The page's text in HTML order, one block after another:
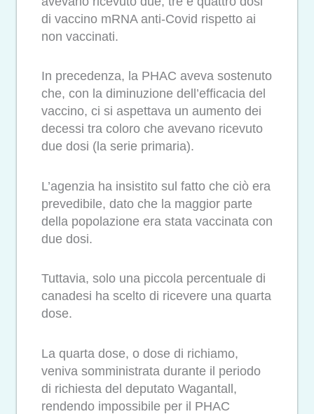
di vaccino mRNA anti-Covid rispetto ai
non vaccinati.
In precedenza, la PHAC aveva sostenuto
che, con la diminuzione dell’efficacia del
vaccino, ci si aspettava un aumento dei
decessi tra coloro che avevano ricevuto
due dosi (la serie primaria).
L’agenzia ha insistito sul fatto che ciò era
prevedibile, dato che la maggior parte
della popolazione era stata vaccinata con
due dosi.
Tuttavia, solo una piccola percentuale di
canadesi ha scelto di ricevere una quarta
dose.
La quarta dose, o dose di richiamo,
veniva somministrata durante il periodo
di richiesta del deputato Wagantall,
rendendo impossibile per il PHAC